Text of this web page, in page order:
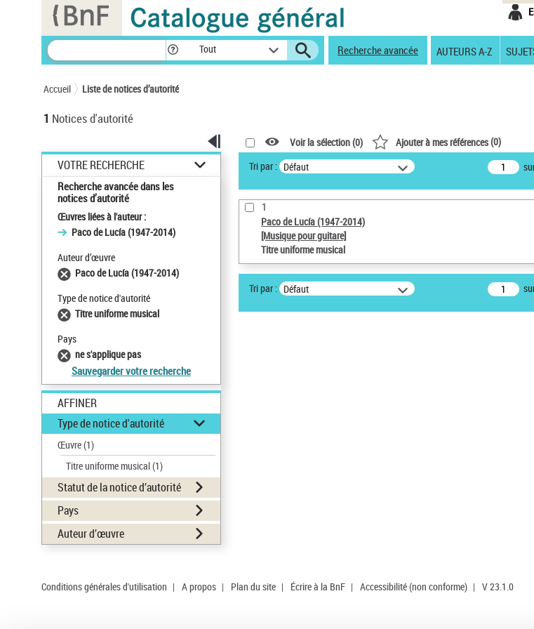
Tout Recherche avancée AUTEURS A-Z
Accueil Liste de notices d’autorité
1 Notices d'autorité
VOTRE RECHERCHE
Recherche avancée dans les
notices d’autorité
Œuvres liées à l'auteur :
Paco de Lucía (1947-2014)
Auteur d’œuvre
Paco de Lucía (1947-2014)
Type de notice d'autorité
Titre uniforme musical
Pays
ne s'applique pas
Sauvegarder votre recherche
AFFINER
Type de notice d'autorité
Œuvre(1)
Titre uniforme musical(1)
Statut de la notice d’autorité
Pays
Auteur d’œuvre
Voir la sélection (0) Ajouter à mes références(0)
Tri par : Défaut
1
Paco de Lucía (1947-2014)
[Musique pour guitare]
Titre uniforme musical
Tri par : Défaut
Conditions générales d'utilisation | A propos | Plan du site | Écrire à la BnF | Accessibilité (non conforme) | V 23.1.0
Panneau de gestion des cookies